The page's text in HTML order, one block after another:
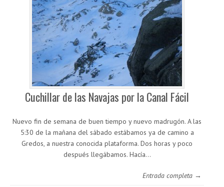
Cuchillar de las Navajas por la Canal Fácil
Nuevo fin de semana de buen tiempo y nuevo madrugón. A las
5:30 de la mañana del sábado estábamos ya de camino a
Gredos, a nuestra conocida plataforma. Dos horas y poco
después llegábamos. Hacía…
Entrada completa →